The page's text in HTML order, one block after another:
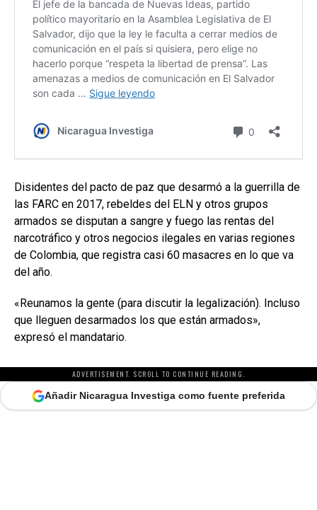
Disidentes del pacto de paz que desarmó a la guerrilla de
las FARC en 2017, rebeldes del ELN y otros grupos
armados se disputan a sangre y fuego las rentas del
narcotráfico y otros negocios ilegales en varias regiones
de Colombia, que registra casi 60 masacres en lo que va
del año.
«Reunamos la gente (para discutir la legalización). Incluso
que lleguen desarmados los que están armados»,
expresó el mandatario.
ADVERTISEMENT. SCROLL TO CONTINUE READING.
Añadir Nicaragua Investiga como fuente preferida